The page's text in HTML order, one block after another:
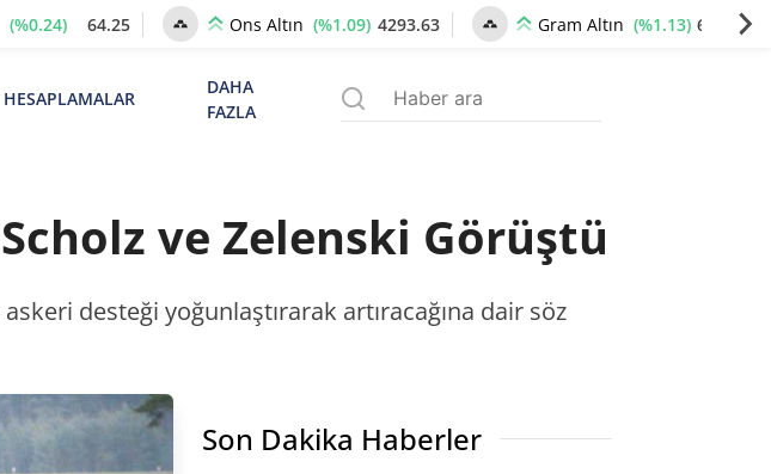
(%0.24) 64.25 Ons Altın (%1.09) 4293.63 Gram Altın (%1.13) 6569.48
HESAPLAMALAR
DAHA
FAZLA
ve Zelenski Görüştü
desteği yoğunlaştırarak artıracağına dair söz
Son Dakika Haberler